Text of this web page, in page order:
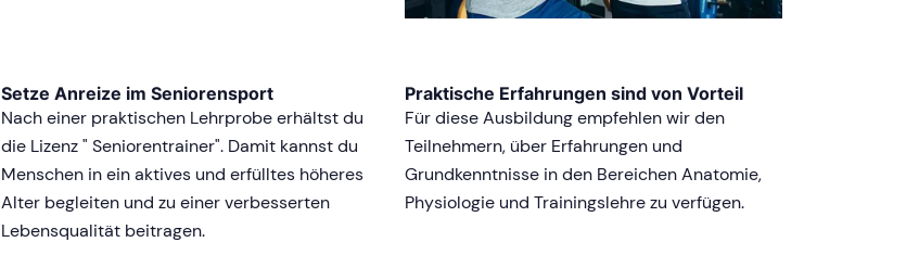
Setze Anreize im Seniorensport
Nach einer praktischen Lehrprobe erhältst du
die Lizenz " Seniorentrainer". Damit kannst du
Menschen in ein aktives und erfülltes höheres
Alter begleiten und zu einer verbesserten
Lebensqualität beitragen.
Praktische Erfahrungen sind von Vorteil
Für diese Ausbildung empfehlen wir den
Teilnehmern, über Erfahrungen und
Grundkenntnisse in den Bereichen Anatomie,
Physiologie und Trainingslehre zu verfügen.